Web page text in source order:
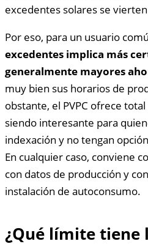
excedentes solares se
Por eso, para un usuario
excedentes implica más
generalmente mayores
muy bien sus horarios de
obstante, el PVPC ofrece
siendo interesante para
indexación y no tengan
En cualquier caso, conviene
con datos de producción y
instalación de autoconsumo.
¿Qué límite tiene